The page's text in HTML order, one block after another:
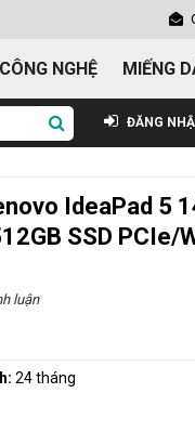
NGHỆ MIẾNG
ĐĂNG
IdeaPad 5
SSD PCIe/
luận
24 tháng